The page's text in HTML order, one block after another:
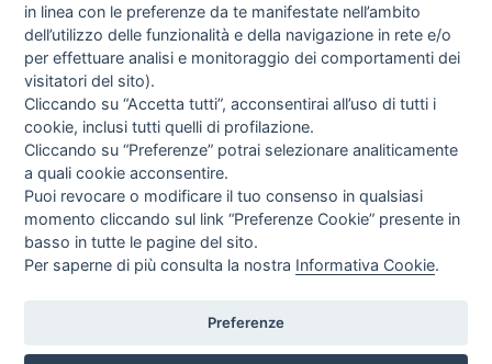
I libri Vedi tutti
Direttrice Responsabile: Alessandra Costante | Registrazione al Tribunale Civile
in linea con le preferenze da te manifestate nell’ambito
dell’utilizzo delle funzionalità e della navigazione in rete e/o
per effettuare analisi e monitoraggio dei comportamenti dei
visitatori del sito).
Cliccando su “Accetta tutti”, acconsentirai all’uso di tutti i
cookie, inclusi tutti quelli di profilazione.
Cliccando su “Preferenze” potrai selezionare analiticamente
a quali cookie acconsentire.
Puoi revocare o modificare il tuo consenso in qualsiasi
momento cliccando sul link “Preferenze Cookie” presente in
basso in tutte le pagine del sito.
Per saperne di più consulta la nostra Informativa Cookie.
Preferenze